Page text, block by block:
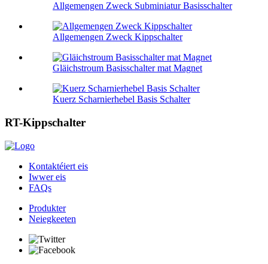
Allgemengen Zweck Subminiatur Basisschalter
Allgemengen Zweck Kippschalter
Gläichstroum Basisschalter mat Magnet
Kuerz Scharnierhebel Basis Schalter
RT-Kippschalter
Kontaktéiert eis
Iwwer eis
FAQs
Produkter
Neiegkeeten